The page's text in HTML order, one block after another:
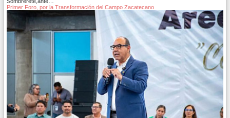
Primer Foro, por la Transformación del Campo Zacatecano